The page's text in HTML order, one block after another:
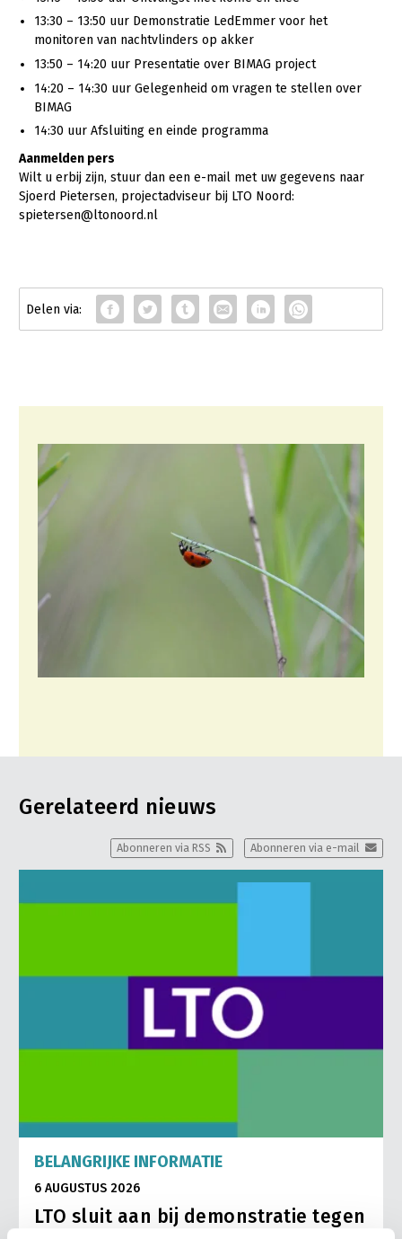
13:30 – 13:50 uur Demonstratie LedEmmer voor het
monitoren van nachtvlinders op akker
13:50 – 14:20 uur Presentatie over BIMAG project
14:20 – 14:30 uur Gelegenheid om vragen te stellen over
BIMAG
14:30 uur Afsluiting en einde programma
Aanmelden pers
Wilt u erbij zijn, stuur dan een e-mail met uw gegevens naar
Sjoerd Pietersen, projectadviseur bij LTO Noord:
spietersen@ltonoord.nl
Gerelateerd nieuws
Abonneren via e-mail
Abonneren via RSS
BELANGRIJKE INFORMATIE
6 AUGUSTUS 2026
LTO sluit aan bij demonstratie tegen